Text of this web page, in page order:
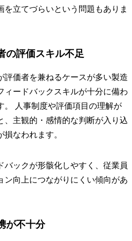
を立てづらいという問題もありま
の評価スキル不足
評価者を兼ねるケースが多い製造
ィードバックスキルが十分に備わ
。 人事制度や評価項目の理解が
、主観的・感情的な判断が入り込
なわれます。
バックが形骸化しやすく、従業員
ン向上につながりにくい傾向があ
が不十分